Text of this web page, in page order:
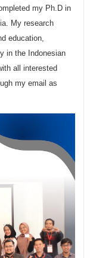
my Ph.D in
My research
education,
in the Indonesian
all interested
my email as